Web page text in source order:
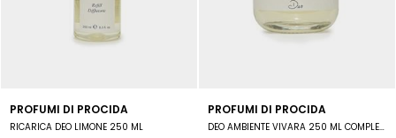
PROFUMI DI PROCIDA
RICARICA DEO LIMONE 250 ML
PROFUMI DI PROCIDA
DEO AMBIENTE VIVARA 250 ML COMPLETO DI MIDOLLINI